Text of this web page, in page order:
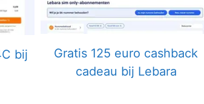
bij
Gratis 125 euro cashback
cadeau bij Lebara